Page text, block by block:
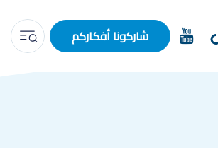
شاركونا أفكاركم